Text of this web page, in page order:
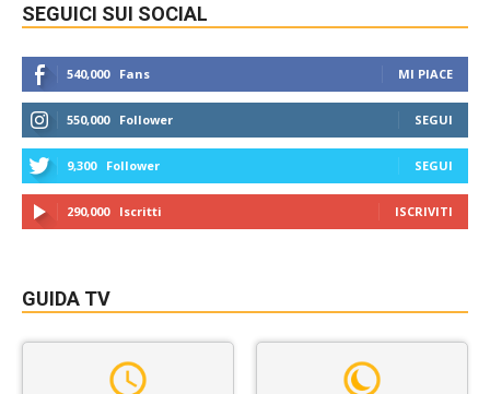
SEGUICI SUI SOCIAL
540,000 Fans MI PIACE
550,000 Follower SEGUI
9,300 Follower SEGUI
290,000 Iscritti ISCRIVITI
GUIDA TV